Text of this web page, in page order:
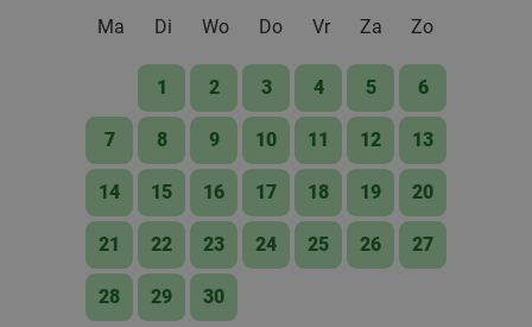
Ma
Di Wo Do Vr Za Zo
1 2 3 4 5 6
7 8 9 10 11 12 13
14 15 16 17 18 19 20
21 22 23 24 25 26 27
28 29 30